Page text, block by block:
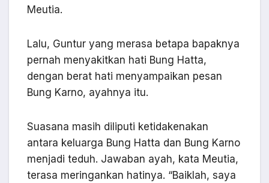
Meutia.
Lalu, Guntur yang merasa betapa bapaknya
pernah menyakitkan hati Bung Hatta,
dengan berat hati menyampaikan pesan
Bung Karno, ayahnya itu.
Suasana masih diliputi ketidakenakan
antara keluarga Bung Hatta dan Bung Karno
menjadi teduh. Jawaban ayah, kata Meutia,
terasa meringankan hatinya. “Baiklah, saya